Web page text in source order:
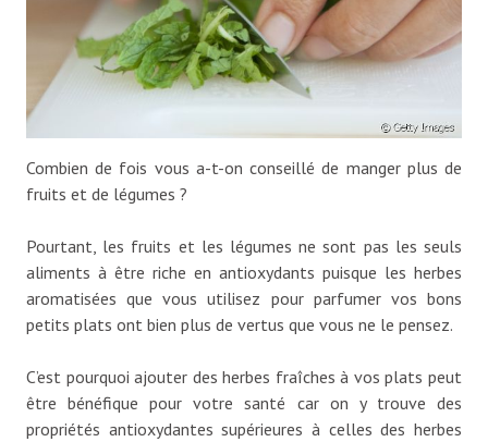
Combien de fois vous a-t-on conseillé de manger plus de
fruits et de légumes ?
Pourtant, les fruits et les légumes ne sont pas les seuls
aliments à être riche en antioxydants puisque les herbes
aromatisées que vous utilisez pour parfumer vos bons
petits plats ont bien plus de vertus que vous ne le pensez.
C’est pourquoi ajouter des herbes fraîches à vos plats peut
être bénéfique pour votre santé car on y trouve des
propriétés antioxydantes supérieures à celles des herbes